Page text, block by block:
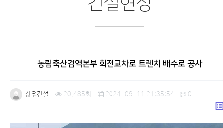
농림축산검역본부 회전교차로 트렌치 배수로 공사
강우건설 20,485회 2024-09-11 21:35:54 0